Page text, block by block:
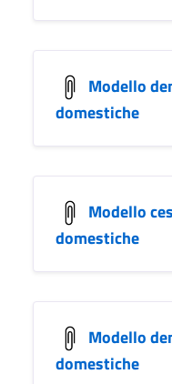
Modello
domestiche
Modello
domestiche
Modello
domestiche